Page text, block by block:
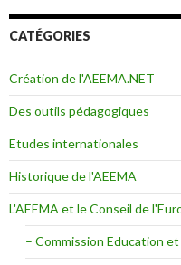
CATÉGORIES
Création de l'AEEMA.NET
Des outils pédagogiques
Etudes internationales
Historique de l'AEEMA
L'AEEMA et le Conseil de
– Commission Education